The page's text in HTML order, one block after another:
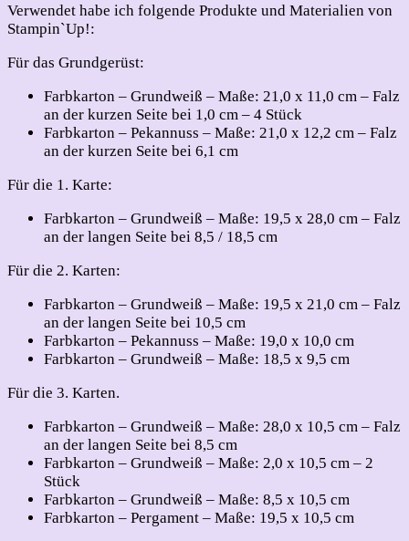
Verwendet habe ich folgende Produkte und Materialien von
Stampin`Up!:
Für das Grundgerüst:
Farbkarton – Grundweiß – Maße: 21,0 x 11,0 cm – Falz
an der kurzen Seite bei 1,0 cm – 4 Stück
Farbkarton – Pekannuss – Maße: 21,0 x 12,2 cm – Falz
an der kurzen Seite bei 6,1 cm
Für die 1. Karte:
Farbkarton – Grundweiß – Maße: 19,5 x 28,0 cm – Falz
an der langen Seite bei 8,5 / 18,5 cm
Für die 2. Karten:
Farbkarton – Grundweiß – Maße: 19,5 x 21,0 cm – Falz
an der langen Seite bei 10,5 cm
Farbkarton – Pekannuss – Maße: 19,0 x 10,0 cm
Farbkarton – Grundweiß – Maße: 18,5 x 9,5 cm
Für die 3. Karten.
Farbkarton – Grundweiß – Maße: 28,0 x 10,5 cm – Falz
an der langen Seite bei 8,5 cm
Farbkarton – Grundweiß – Maße: 2,0 x 10,5 cm – 2
Stück
Farbkarton – Grundweiß – Maße: 8,5 x 10,5 cm
Farbkarton – Pergament – Maße: 19,5 x 10,5 cm